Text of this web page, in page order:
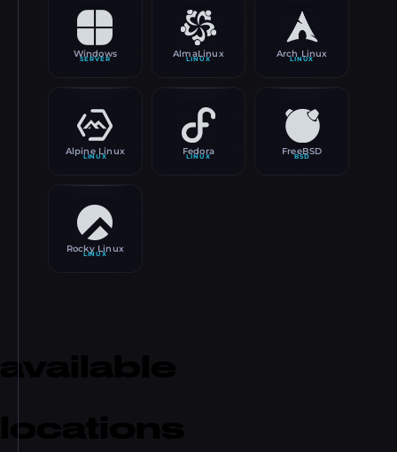
Windows
SERVER
AlmaLinux
LINUX
Arch Linux
LINUX
Alpine Linux
LINUX
Fedora
LINUX
FreeBSD
BSD
Rocky Linux
LINUX